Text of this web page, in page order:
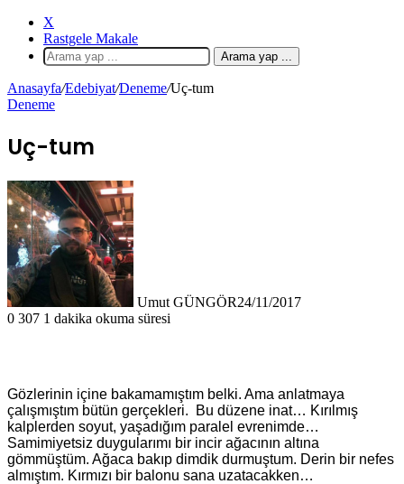
X
Rastgele Makale
Arama yap ...
Anasayfa/Edebiyat/Deneme/Uç-tum
Deneme
Uç-tum
Umut GÜNGÖR24/11/2017
0 307 1 dakika okuma süresi
Gözlerinin içine bakamamıştım belki. Ama anlatmaya
çalışmıştım bütün gerçekleri. Bu düzene inat… Kırılmış
kalplerden soyut, yaşadığım paralel evrenimde…
Samimiyetsiz duygularımı bir incir ağacının altına
gömmüştüm. Ağaca bakıp dimdik durmuştum. Derin bir nefes
almıştım. Kırmızı bir balonu sana uzatacakken…